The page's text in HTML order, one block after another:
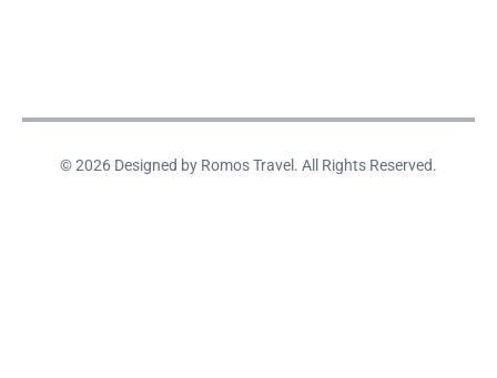
© 2026 Designed by Romos Travel. All Rights Reserved.